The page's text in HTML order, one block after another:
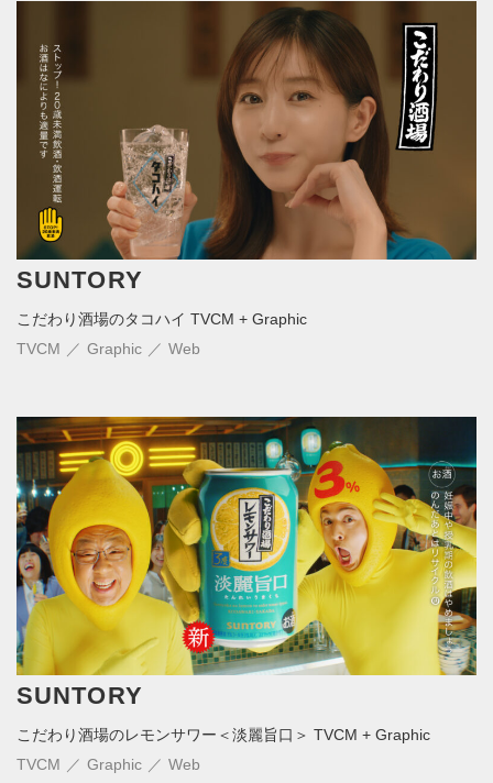
SUNTORY
こだわり酒場のタコハイ TVCM + Graphic
TVCM
Graphic Web
SUNTORY
こだわり酒場のレモンサワー＜淡麗旨口＞ TVCM + Graphic
TVCM
Graphic Web